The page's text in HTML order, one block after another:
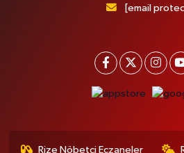
[email
Rize Nöbetçi Eczaneler